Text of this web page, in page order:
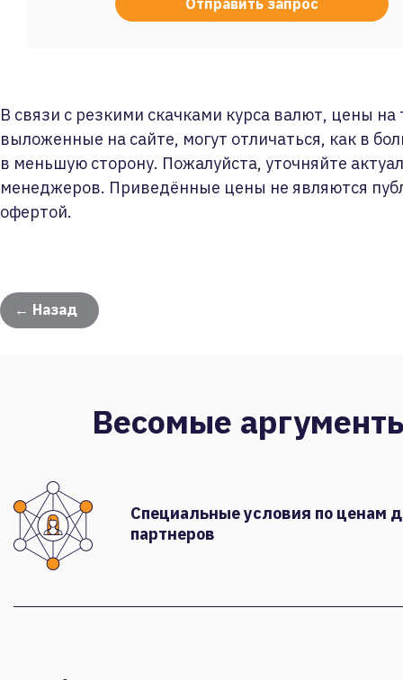
В связи с резкими скачками курса валют, цены на
выложенные на сайте, могут отличаться, как в
в меньшую сторону. Пожалуйста, уточняйте
менеджеров. Приведённые цены не являются
офертой.
← Назад
Весомые
Специальные условия по ценам
партнеров